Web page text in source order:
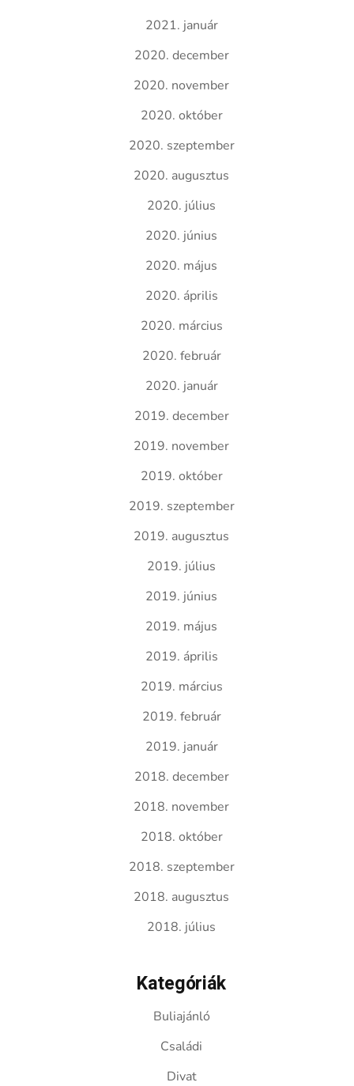
2021. január
2020. december
2020. november
2020. október
2020. szeptember
2020. augusztus
2020. július
2020. június
2020. május
2020. április
2020. március
2020. február
2020. január
2019. december
2019. november
2019. október
2019. szeptember
2019. augusztus
2019. július
2019. június
2019. május
2019. április
2019. március
2019. február
2019. január
2018. december
2018. november
2018. október
2018. szeptember
2018. augusztus
2018. július
Kategóriák
Buliajánló
Családi
Divat